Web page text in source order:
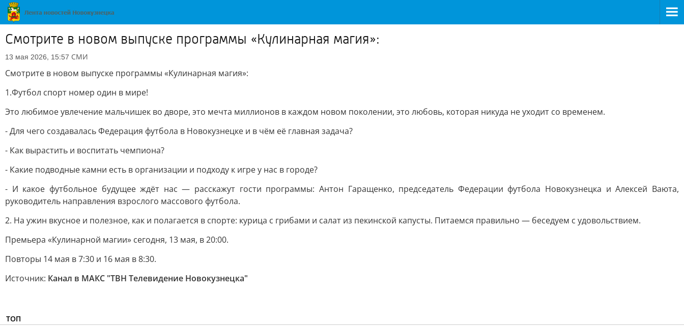
Смотрите в новом выпуске программы «Кулинарная магия»:
13 мая 2026, 15:57 СМИ
Смотрите в новом выпуске программы «Кулинарная магия»:
1.Футбол спорт номер один в мире!
Это любимое увлечение мальчишек во дворе, это мечта миллионов в каждом новом поколении, это любовь, которая никуда не уходит со временем.
- Для чего создавалась Федерация футбола в Новокузнецке и в чём её главная задача?
- Как вырастить и воспитать чемпиона?
- Какие подводные камни есть в организации и подходу к игре у нас в городе?
- И какое футбольное будущее ждёт нас — расскажут гости программы: Антон Гаращенко, председатель Федерации футбола Новокузнецка и Алексей Ваюта,
руководитель направления взрослого массового футбола.
2. На ужин вкусное и полезное, как и полагается в спорте: курица с грибами и салат из пекинской капусты. Питаемся правильно — беседуем с удовольствием.
Премьера «Кулинарной магии» сегодня, 13 мая, в 20:00.
Повторы 14 мая в 7:30 и 16 мая в 8:30.
Источник: Канал в МАКС "ТВН Телевидение Новокузнецка"
ТОП